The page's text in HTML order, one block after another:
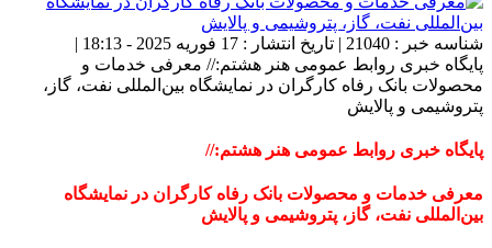
شناسه خبر : 21040 | تاریخ انتشار : 17 فوریه 2025 - 18:13 |
پایگاه خبری روابط عمومی هنر هشتم:// معرفی خدمات و
محصولات بانک رفاه کارگران در نمایشگاه بین‌المللی نفت، گاز،
پتروشیمی و پالایش
پایگاه خبری روابط عمومی هنر هشتم://
معرفی خدمات و محصولات بانک رفاه کارگران در نمایشگاه
بین‌المللی نفت، گاز، پتروشیمی و پالایش